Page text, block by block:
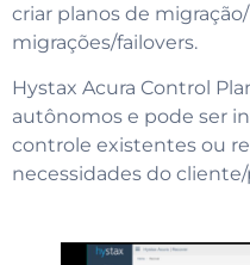
criar planos de
migrações/failovers.
Hystax Acura Control
autônomos e pode ser
controle existentes ou
necessidades do